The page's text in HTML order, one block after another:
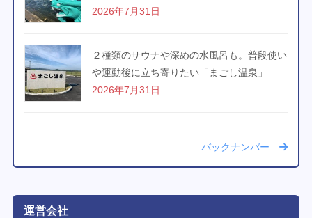
2026年7月31日
２種類のサウナや深めの水風呂も。普段使い
や運動後に立ち寄りたい「まごし温泉」
2026年7月31日
バックナンバー
運営会社